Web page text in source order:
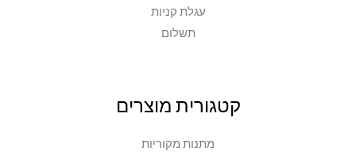
עגלת קניות
תשלום
קטגורית מוצרים
מתנות מקוריות